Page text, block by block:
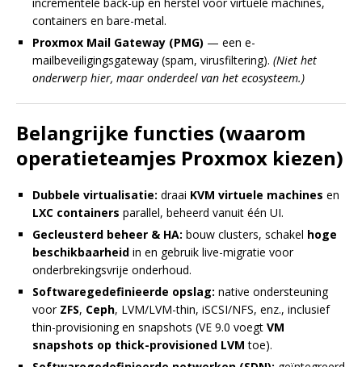
containers en bare-metal.
Proxmox Mail Gateway (PMG) — een e-
mailbeveiligingsgateway (spam, virusfiltering). (Niet het
onderwerp hier, maar onderdeel van het ecosysteem.)
Belangrijke functies (waarom
operatieteamjes Proxmox kiezen)
Dubbele virtualisatie: draai KVM virtuele machines en
LXC containers parallel, beheerd vanuit één UI.
Gecleusterd beheer & HA: bouw clusters, schakel hoge
beschikbaarheid in en gebruik live-migratie voor
onderbrekingsvrije onderhoud.
Softwaregedefinieerde opslag: native ondersteuning
voor ZFS, Ceph, LVM/LVM-thin, iSCSI/NFS, enz., inclusief
thin-provisioning en snapshots (VE 9.0 voegt VM
snapshots op thick-provisioned LVM toe).